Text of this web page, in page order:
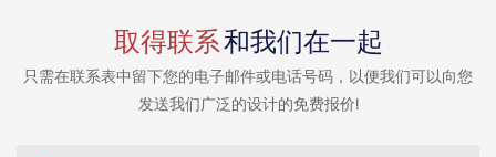
取得联系和我们在一起
只需在联系表中留下您的电子邮件或电话号码，以便我们可以向您
发送我们广泛的设计的免费报价!